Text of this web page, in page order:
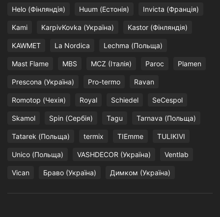
Helo (Фінляндія) Huum (Естонія) Invicta (Франція)
Kami KarpivKovka (Україна) Kastor (Фінляндія)
KAWMET La Nordica Lechma (Польща)
Mast Flame MBS MCZ (Італія) Paroc Plamen
Prescona (Україна) Pro-termo Ravan
Romotop (Чехія) Royal Schiedel SeCespol
Skamol Spin (Сербія) Tagu Tarnava (Польща)
Tatarek (Польща) termix TIEmme TULIKIVI
Unico (Польща) VASHDECOR (Україна) Ventlab
Vican Браво (Україна) Димком (Україна)